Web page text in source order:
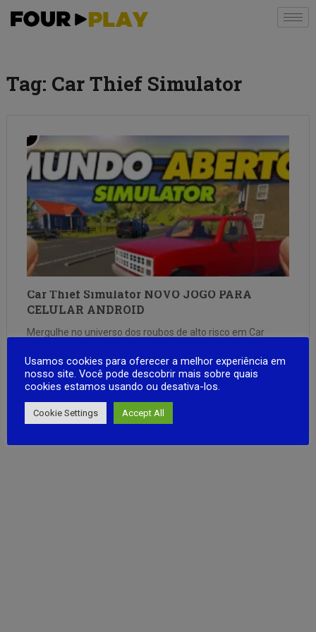
Tag: Car Thief Simulator
Car Thief Simulator NOVO JOGO PARA
CELULAR ANDROID
Mergulhe no universo dos roubos de alto risco em Car
de carros, explorando o obscuro submundo de veículos e
peças roubadas, enquanto constrói seu império na oficina
FULL ARTICLE
Usamos cookies para oferecer a melhor experiência em
nosso site. Você pode descobrir mais sobre quais
cookies estamos usando ou desativa-los.
Cookie Settings Accept All